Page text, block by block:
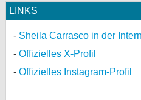
LINKS
Sheila Carrasco in der
Offizielles X-Profil
Offizielles Instagram-Profil